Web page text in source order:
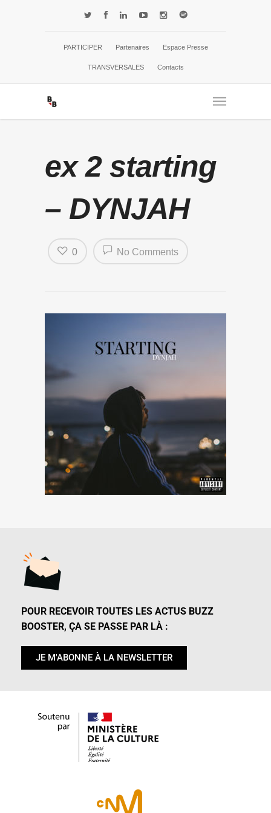
PARTICIPER Partenaires Espace Presse
TRANSVERSALES Contacts
ex 2 starting
– DYNJAH
No Comments
0
POUR RECEVOIR TOUTES LES ACTUS BUZZ
BOOSTER, ÇA SE PASSE PAR LÀ :
JE M'ABONNE À LA NEWSLETTER